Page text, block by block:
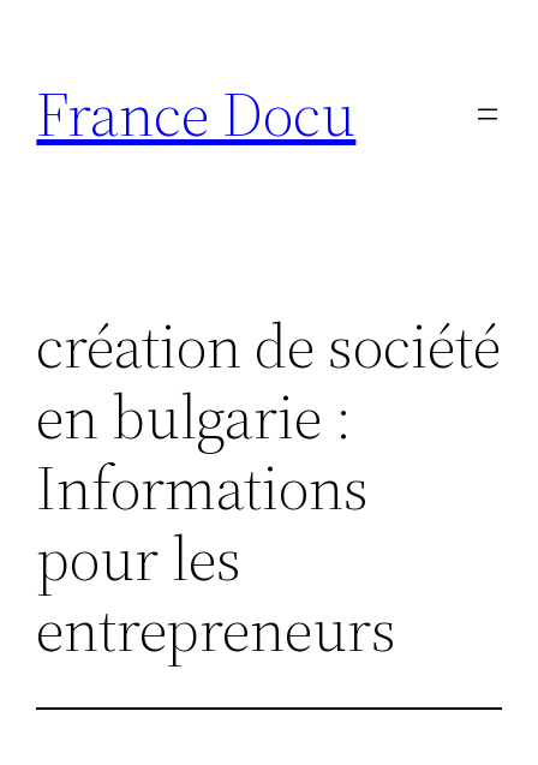
contenu
France Docu
création de société
en bulgarie :
Informations
pour les
entrepreneurs